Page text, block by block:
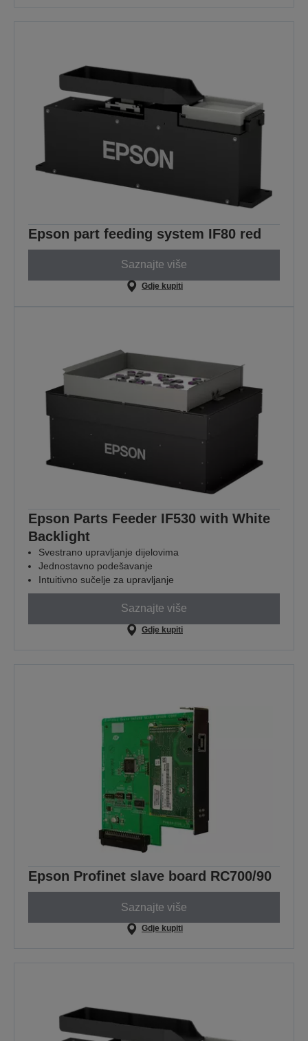
Epson part feeding system IF80 red
Saznajte više
Gdje kupiti
Epson Parts Feeder IF530 with White
Backlight
Svestrano upravljanje dijelovima
Jednostavno podešavanje
Intuitivno sučelje za upravljanje
Saznajte više
Gdje kupiti
Epson Profinet slave board RC700/90
Saznajte više
Gdje kupiti